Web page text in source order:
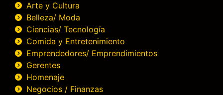
Arte y Cultura
Belleza/ Moda
Ciencias/ Tecnología
Comida y Entretenimiento
Emprendedores/ Emprendimientos
Gerentes
Homenaje
Negocios / Finanzas